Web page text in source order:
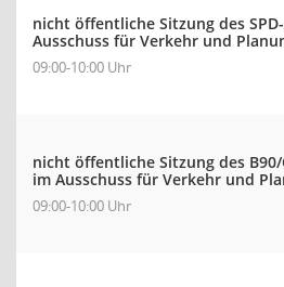
nicht öffentliche Sitzung des
Ausschuss für Verkehr und
09:00-10:00 Uhr
nicht öffentliche Sitzung des
im Ausschuss für Verkehr und
09:00-10:00 Uhr